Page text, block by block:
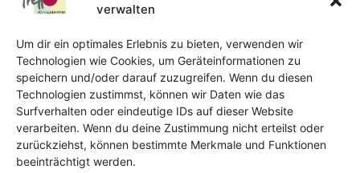
verwalten
Um dir ein optimales Erlebnis zu bieten, verwenden wir
Technologien wie Cookies, um Geräteinformationen zu
speichern und/oder darauf zuzugreifen. Wenn du diesen
Technologien zustimmst, können wir Daten wie das
Surfverhalten oder eindeutige IDs auf dieser Website
verarbeiten. Wenn du deine Zustimmung nicht erteilst oder
zurückziehst, können bestimmte Merkmale und Funktionen
beeinträchtigt werden.
E-Mail:oka@treffpunkt-roethelheimpark.de
Offene Jugendarbeit - Easthouse
Tel:
09131–302259
E-Mail:oja@treffpunkt-roethelheimpark.de